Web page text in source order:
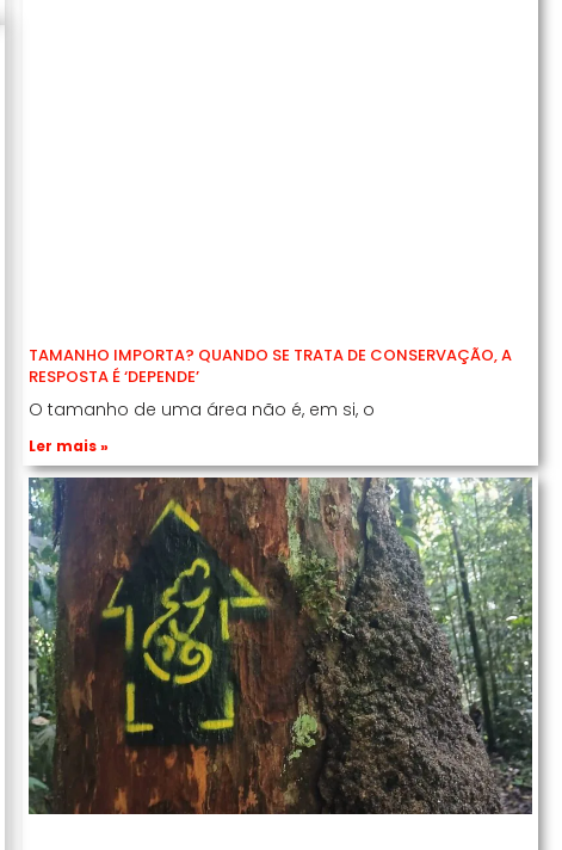
TAMANHO IMPORTA? QUANDO SE TRATA DE CONSERVAÇÃO, A
RESPOSTA É ‘DEPENDE’
O tamanho de uma área não é, em si, o
Ler mais »